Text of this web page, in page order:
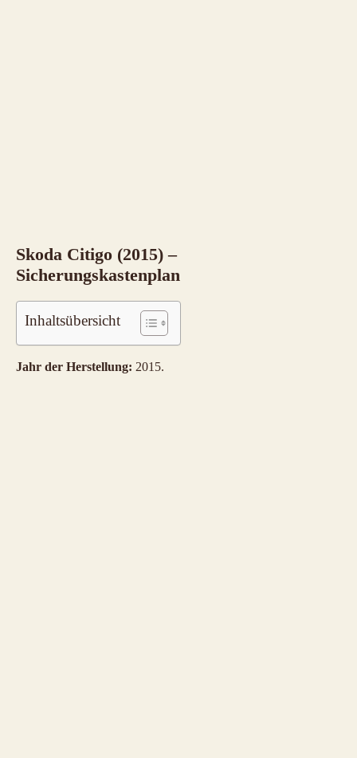
Skoda Citigo (2015) –
Sicherungskastenplan
Inhaltsübersicht
Jahr der Herstellung: 2015.